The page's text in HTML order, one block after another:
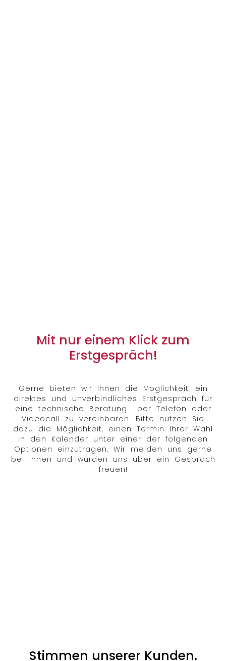
Mit nur einem Klick zum
Erstgespräch!
Gerne bieten wir Ihnen die Möglichkeit, ein
direktes und unverbindliches Erstgespräch für
eine technische Beratung per Telefon oder
Videocall zu vereinbaren. Bitte nutzen Sie
dazu die Möglichkeit, einen Termin Ihrer Wahl
in den Kalender unter einer der folgenden
Optionen einzutragen. Wir melden uns gerne
bei Ihnen und würden uns über ein Gespräch
freuen!
Stimmen unserer Kunden.